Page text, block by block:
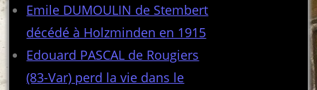
Emile DUMOULIN de Stembert
décédé à Holzminden en 1915
Edouard PASCAL de Rougiers
(83-Var) perd la vie dans le